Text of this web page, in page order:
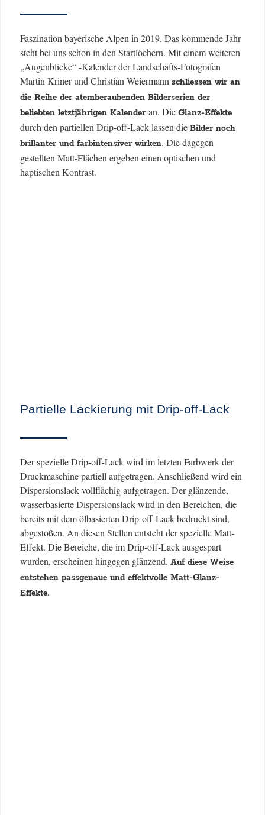
Faszination bayerische Alpen in 2019. Das kommende Jahr
steht bei uns schon in den Startlöchern. Mit einem weiteren
„Augenblicke“ -Kalender der Landschafts-Fotografen
Martin Kriner und Christian Weiermannschliessen wir an
die Reihe der atemberaubenden Bilderserien der
beliebten letztjährigen Kalenderan. DieGlanz-Effekte
durch den partiellen Drip-off-Lack lassen dieBilder noch
brillanter und farbintensiver wirken. Die dagegen
gestellten Matt-Flächen ergeben einen optischen und
haptischen Kontrast.
Partielle Lackierung mit Drip-off-Lack
Der spezielle Drip-off-Lack wird im letzten Farbwerk der
Druckmaschine partiell aufgetragen. Anschließend wird ein
Dispersionslack vollflächig aufgetragen. Der glänzende,
wasserbasierte Dispersionslack wird in den Bereichen, die
bereits mit dem ölbasierten Drip-off-Lack bedruckt sind,
abgestoßen. An diesen Stellen entsteht der spezielle Matt-
Effekt. Die Bereiche, die im Drip-off-Lack ausgespart
wurden, erscheinen hingegen glänzend.Auf diese Weise
entstehen passgenaue und effektvolle Matt-Glanz-
Effekte.